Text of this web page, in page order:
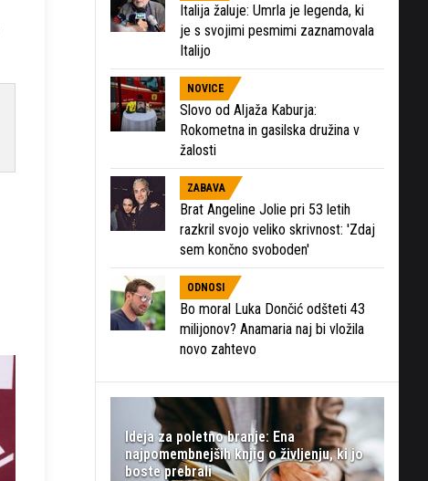
Italija žaluje: Umrla je legenda, ki
je s svojimi pesmimi zaznamovala
Italijo
NOVICE
Slovo od Aljaža Kaburja:
Rokometna in gasilska družina v
žalosti
ZABAVA
Brat Angeline Jolie pri 53 letih
razkril svojo veliko skrivnost: 'Zdaj
sem končno svoboden'
ODNOSI
Bo moral Luka Dončić odšteti 43
milijonov? Anamaria naj bi vložila
novo zahtevo
Ideja za poletno branje: Ena
najpomembnejših knjig o življenju, ki jo
boste prebrali